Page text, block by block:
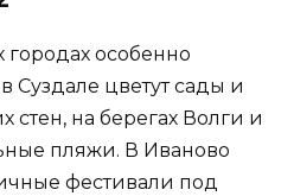
городах особенно
Суздале цветут сады и
стен, на берегах Волги и
пляжи. В Иваново
фестивали под